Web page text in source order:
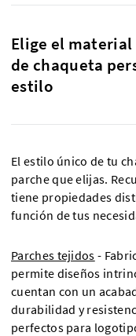
Elige el
de chaqueta
estilo
El estilo único de tu
parche que elijas.
tiene propiedades
función de tus
Parches tejidos -
permite diseños
cuentan con un
durabilidad y
perfectos para